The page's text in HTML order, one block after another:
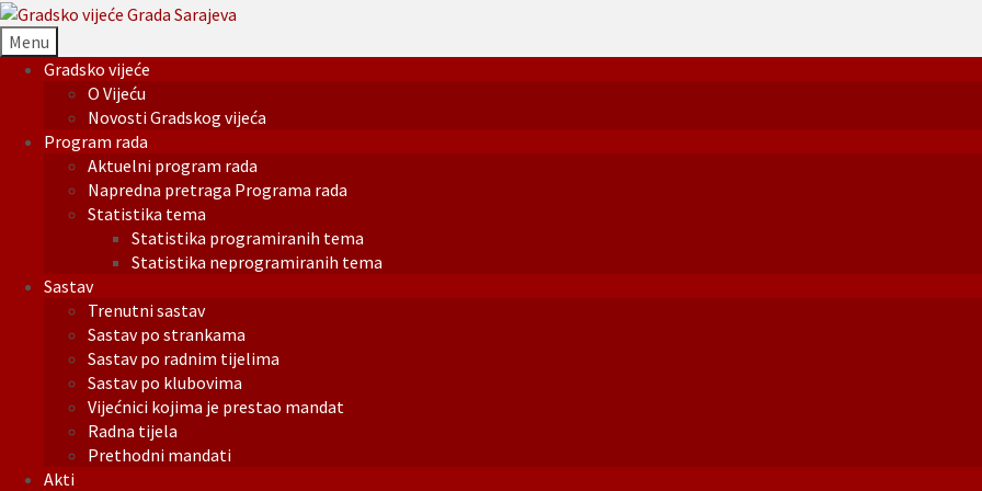
Menu
Gradsko vijeće
O Vijeću
Novosti Gradskog vijeća
Program rada
Aktuelni program rada
Napredna pretraga Programa rada
Statistika tema
Statistika programiranih tema
Statistika neprogramiranih tema
Sastav
Trenutni sastav
Sastav po strankama
Sastav po radnim tijelima
Sastav po klubovima
Vijećnici kojima je prestao mandat
Radna tijela
Prethodni mandati
Akti